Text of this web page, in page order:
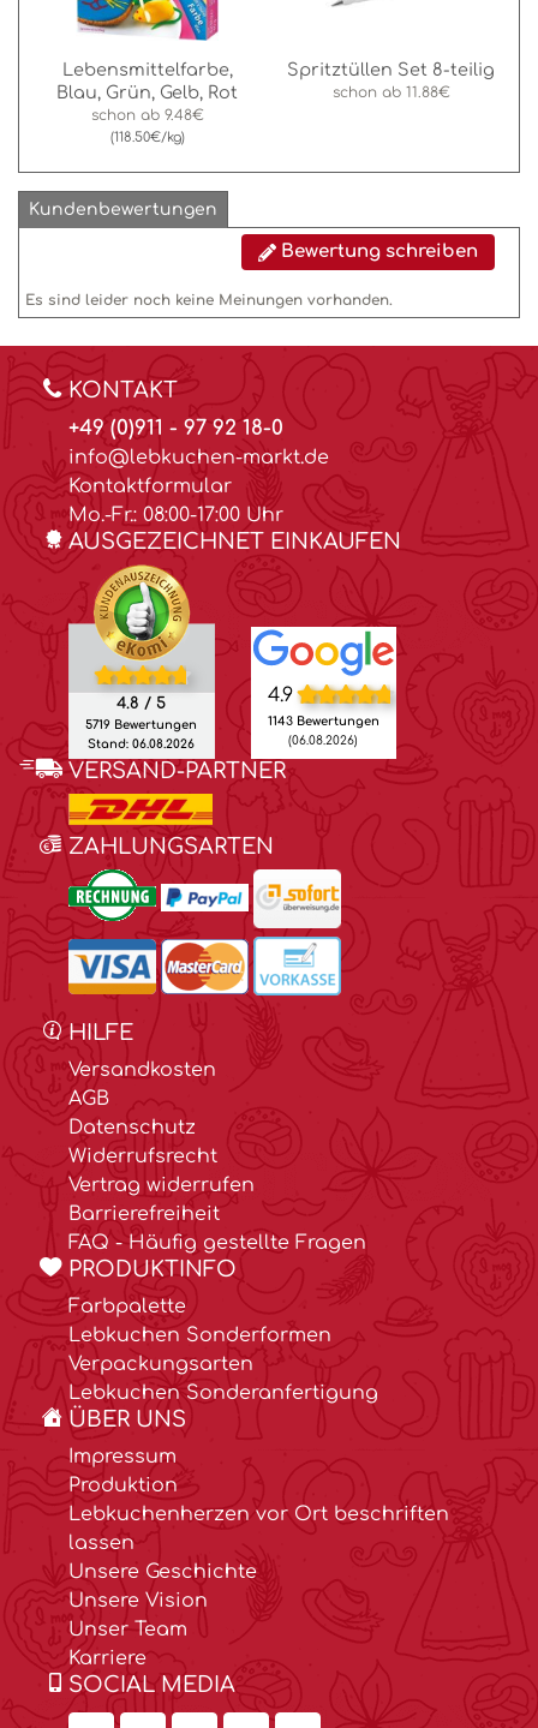
Lebensmittelfarbe,
Blau, Grün, Gelb, Rot
schon ab 9.48€
(118.50€/kg)
Spritztüllen Set 8-teilig
schon ab 11.88€
Kundenbewertungen
Bewertung schreiben
Es sind leider noch keine Meinungen vorhanden.
KONTAKT
+49 (0)911 - 97 92 18-0
info@lebkuchen-markt.de
Kontaktformular
Mo.-Fr.: 08:00-17:00 Uhr
AUSGEZEICHNET EINKAUFEN
4.8 / 5
5719 Bewertungen
Stand: 06.08.2026
4.9
1143 Bewertungen
(06.08.2026)
VERSAND-PARTNER
ZAHLUNGSARTEN
HILFE
Versandkosten
AGB
Datenschutz
Widerrufsrecht
Vertrag widerrufen
Barrierefreiheit
FAQ - Häufig gestellte Fragen
PRODUKTINFO
Farbpalette
Lebkuchen Sonderformen
Verpackungsarten
Lebkuchen Sonderanfertigung
ÜBER UNS
Impressum
Produktion
Lebkuchenherzen vor Ort beschriften
lassen
Unsere Geschichte
Unsere Vision
Unser Team
Karriere
SOCIAL MEDIA